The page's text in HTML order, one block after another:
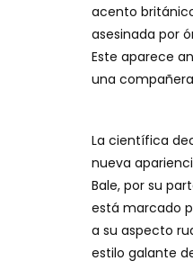
acento
asesinada por
Este aparece
una
La científica
nueva
Bale, por su
está marcado
a su aspecto
estilo galante